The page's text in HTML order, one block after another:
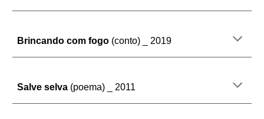
Brincando com fogo (conto) _ 2019
Salve selva (poema) _ 2011